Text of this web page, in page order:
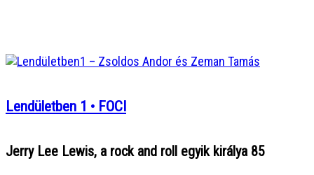
Lendületben 1 • FOCI
Jerry Lee Lewis, a rock and roll egyik királya 85